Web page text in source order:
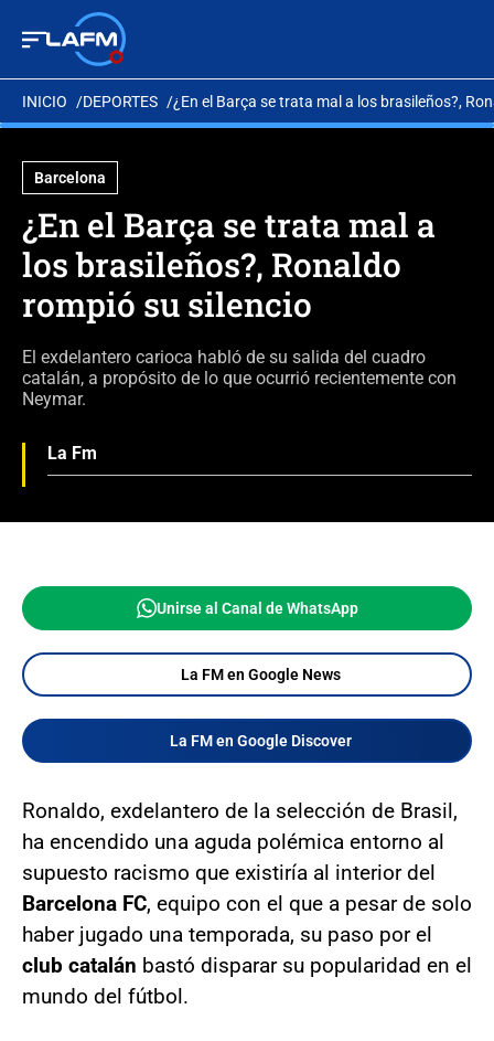
INICIO DEPORTES ¿En el Barça se trata mal a los brasileños?,
Barcelona
¿En el Barça se trata mal a
los brasileños?, Ronaldo
rompió su silencio
El exdelantero carioca habló de su salida del cuadro
catalán, a propósito de lo que ocurrió recientemente con
Neymar.
La Fm
Unirse al Canal de WhatsApp
La FM en Google News
La FM en Google Discover
Ronaldo, exdelantero de la selección de Brasil,
ha encendido una aguda polémica entorno al
supuesto racismo que existiría al interior del
Barcelona FC, equipo con el que a pesar de solo
haber jugado una temporada, su paso por el
club catalán bastó disparar su popularidad en el
mundo del fútbol.